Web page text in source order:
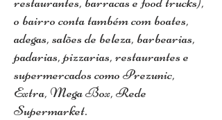
o bairro conta também com boates,
adegas, salões de beleza, barbearias,
padarias, pizzarias, restaurantes e
supermercados como Prezunic,
Extra, Mega Box, Rede
Supermarket.